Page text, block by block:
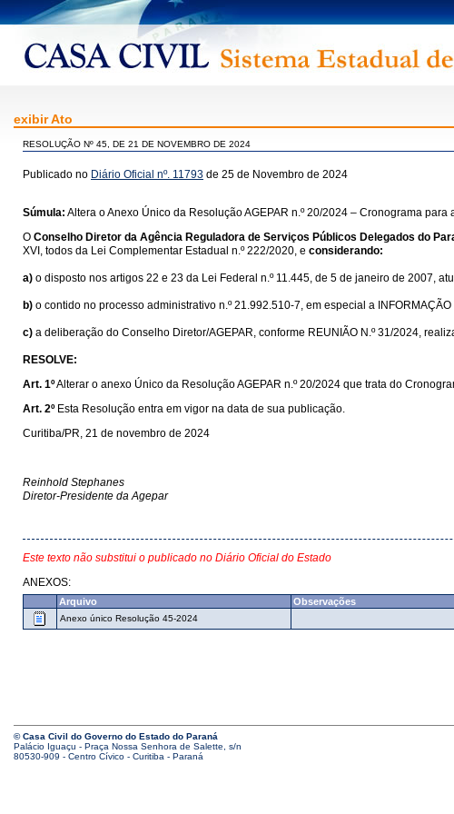
exibir Ato
RESOLUÇÃO Nº 45, DE 21 DE NOVEMBRO DE 2024
Publicado no Diário Oficial nº. 11793 de 25 de Novembro de 2024
Súmula: Altera o Anexo Único da Resolução AGEPAR n.º 20/2024 – Cronograma
O Conselho Diretor da Agência Reguladora de Serviços Públicos Delegados do
XVI, todos da Lei Complementar Estadual n.º 222/2020, e considerando:
a) o disposto nos artigos 22 e 23 da Lei Federal n.º 11.445, de 5 de janeiro de 2007,
b) o contido no processo administrativo n.º 21.992.510-7, em especial a
c) a deliberação do Conselho Diretor/AGEPAR, conforme REUNIÃO N.º 31/2024,
RESOLVE:
Art. 1ºAlterar o anexo Único da Resolução AGEPAR n.º 20/2024 que trata do
Art. 2º Esta Resolução entra em vigor na data de sua publicação.
Curitiba/PR, 21 de novembro de 2024
Reinhold Stephanes
Diretor-Presidente da Agepar
Este texto não substitui o publicado no Diário Oficial do Estado
ANEXOS:
Arquivo Observações
Anexo único Resolução 45-2024
© Casa Civil do Governo do Estado do Paraná
Palácio Iguaçu - Praça Nossa Senhora de Salette, s/n
80530-909 - Centro Cívico - Curitiba - Paraná